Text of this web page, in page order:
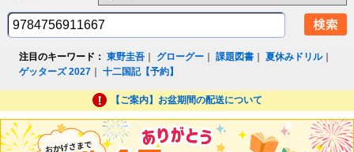
注目のキーワード： 東野圭吾 グローグー ｜課題図書 ｜夏休みドリル｜
ゲッターズ 2027 ｜十二国記【予約】
【ご案内】お盆期間の配送について